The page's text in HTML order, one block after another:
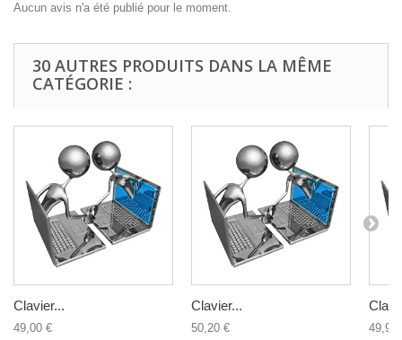
Aucun avis n'a été publié pour le moment.
30 AUTRES PRODUITS DANS LA MÊME
CATÉGORIE :
Clavier...
49,00 €
Clavier...
50,20 € 49,90